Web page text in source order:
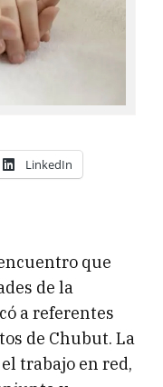
LinkedIn
que
de la
a referentes
de Chubut. La
trabajo en red,